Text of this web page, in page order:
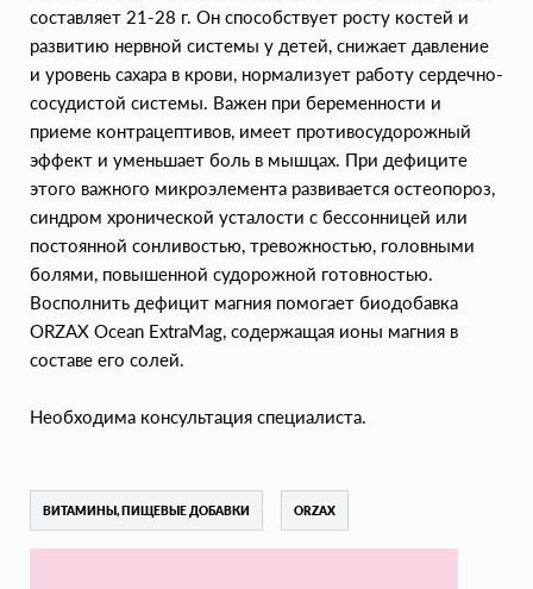
составляет 21-28 г. Он способствует росту костей и
развитию нервной системы у детей, снижает давление
и уровень сахара в крови, нормализует работу сердечно-
сосудистой системы. Важен при беременности и
приеме контрацептивов, имеет противосудорожный
эффект и уменьшает боль в мышцах. При дефиците
этого важного микроэлемента развивается остеопороз,
синдром хронической усталости с бессонницей или
постоянной сонливостью, тревожностью, головными
болями, повышенной судорожной готовностью.
Восполнить дефицит магния помогает биодобавка
ORZAX Ocean ExtraMag, содержащая ионы магния в
составе его солей.
Необходима консультация специалиста.
ВИТАМИНЫ, ПИЩЕВЫЕ ДОБАВКИ ORZAX